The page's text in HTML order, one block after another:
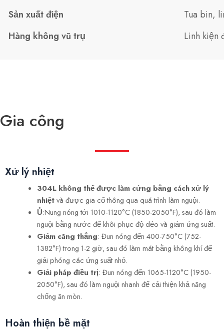
Sản xuất điện
Tua bin,
Hàng không vũ trụ
Linh kiện
Gia công
Xử lý nhiệt
304L không thể được làm cứng bằng cách xử lý
nhiệtvà được gia cố thông qua quá trình làm nguội.
Ủ:Nung nóng tới 1010-1120°C (1850-2050°F), sau đó làm
nguội bằng nước để khôi phục độ dẻo và giảm ứng suất.
Giảm căng thẳng: Đun nóng đến 400-750°C (752-
1382°F) trong 1-2 giờ, sau đó làm mát bằng không khí để
giải phóng các ứng suất nhỏ.
Giải pháp điều trị: Đun nóng đến 1065-1120°C (1950-
2050°F), sau đó làm nguội nhanh để cải thiện khả năng
chống ăn mòn.
Hoàn thiện bề mặt